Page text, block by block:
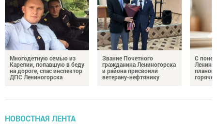
Многодетную семью из
Карелии, попавшую в беду
на дороге, спас инспектор
ДПС Лениногорска
Звание Почетного
гражданина Лениногорска
и района присвоили
ветерану-нефтянику
С
НОВОСТНАЯ ЛЕНТА